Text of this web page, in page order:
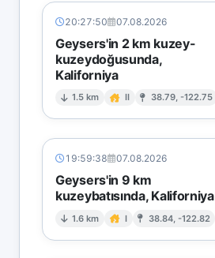
20:27:50 07.08.2026
Geysers'in 2 km kuzey-
kuzeydoğusunda,
Kaliforniya
1.5 km II 38.79, -122.75
19:59:38 07.08.2026
Geysers'in 9 km
kuzeybatısında, Kaliforniya
1.6 km I 38.84, -122.82